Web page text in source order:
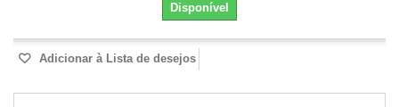
Disponível
Adicionar à Lista de desejos